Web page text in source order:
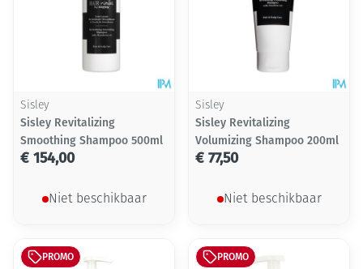
Sisley
Sisley Revitalizing
Smoothing Shampoo 500ml
€ 154,00
Niet beschikbaar
Sisley
Sisley Revitalizing
Volumizing Shampoo 200ml
€ 77,50
Niet beschikbaar
PROMO PROMO